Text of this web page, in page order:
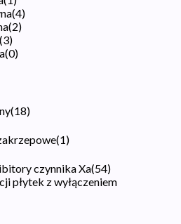
(4)
(2)
(3)
(0)
(18)
(1)
czynnika Xa(54)
płytek z wyłączeniem